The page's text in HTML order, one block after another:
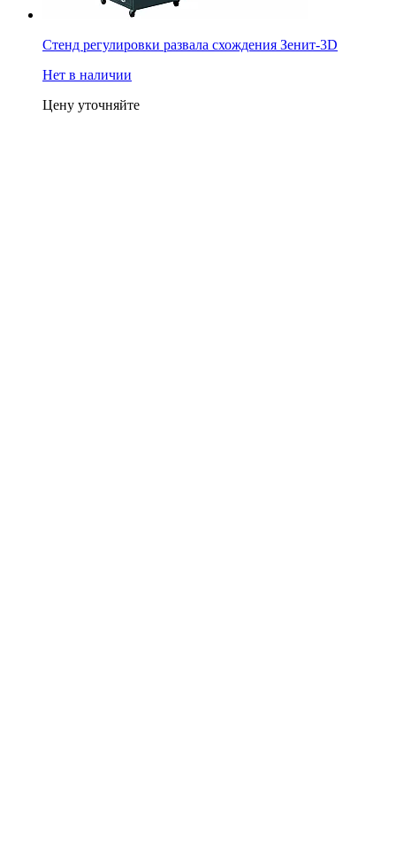
Стенд регулировки развала схождения Зенит-3D
Нет в наличии
Цену уточняйте